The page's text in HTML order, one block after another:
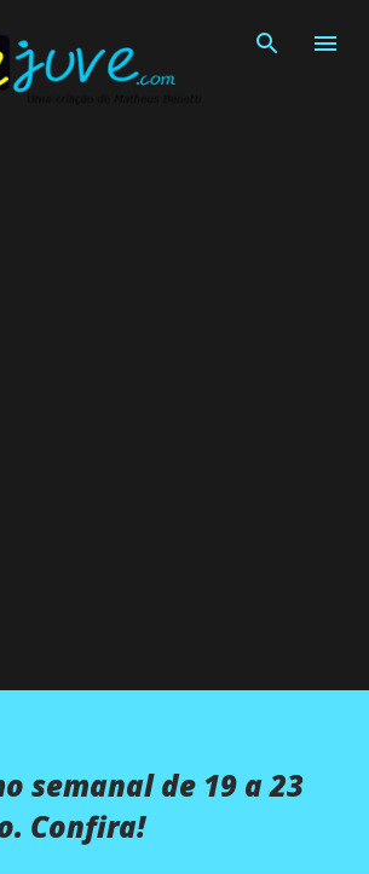
semanal de 19 a 23
Confira!